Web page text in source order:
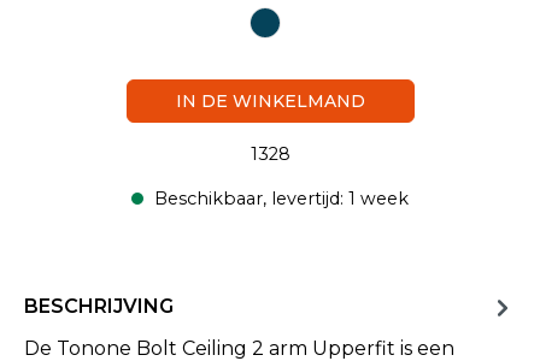
IN DE WINKELMAND
1328
Beschikbaar, levertijd: 1 week
BESCHRIJVING
De Tonone Bolt Ceiling 2 arm Upperfit is een